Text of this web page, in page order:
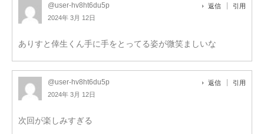
@user-hv8ht6du5p
2024年 3月 12日
返信 引用
ありすと倖生くん手に手をとってる姿が微笑ましいな
@user-hv8ht6du5p
2024年 3月 12日
返信 引用
次回が楽しみすぎる